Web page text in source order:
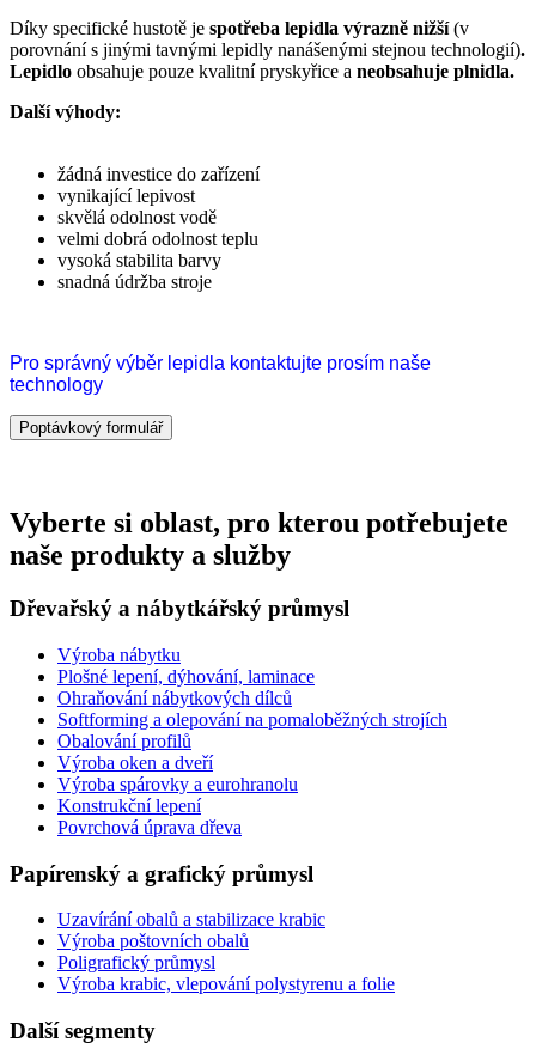
Díky specifické hustotě je spotřeba lepidla výrazně nižší(v
porovnání s jinými tavnými lepidly nanášenými stejnou technologií).
Lepidlo obsahuje pouze kvalitní pryskyřice a neobsahuje plnidla.
Další výhody:
žádná investice do zařízení
vynikající lepivost
skvělá odolnost vodě
velmi dobrá odolnost teplu
vysoká stabilita barvy
snadná údržba stroje
Pro správný výběr lepidla kontaktujte prosím naše
technology
Poptávkový formulář
Vyberte si oblast, pro kterou potřebujete
naše produkty a služby
Dřevařský a nábytkářský průmysl
Výroba nábytku
Plošné lepení, dýhování, laminace
Ohraňování nábytkových dílců
Softforming a olepování na pomaloběžných strojích
Obalování profilů
Výroba oken a dveří
Výroba spárovky a eurohranolu
Konstrukční lepení
Povrchová úprava dřeva
Papírenský a grafický průmysl
Uzavírání obalů a stabilizace krabic
Výroba poštovních obalů
Poligrafický průmysl
Výroba krabic, vlepování polystyrenu a folie
Další segmenty